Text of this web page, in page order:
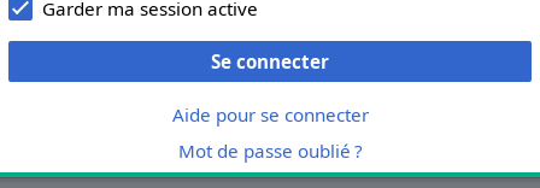
Garder ma session active
Se connecter
Aide pour se connecter
Mot de passe oublié ?